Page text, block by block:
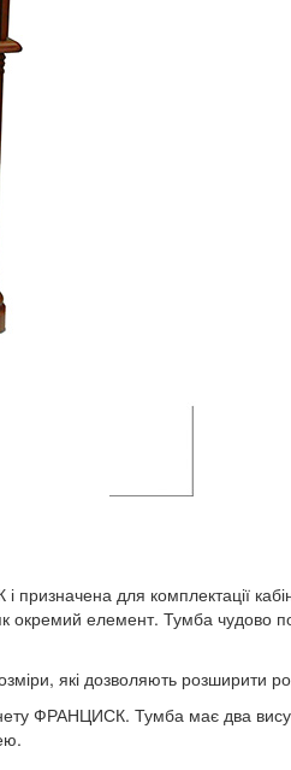
для комплектації
окремий елемент. Тумба чудово
які дозволяють розширити
ФРАНЦИСК. Тумба має два